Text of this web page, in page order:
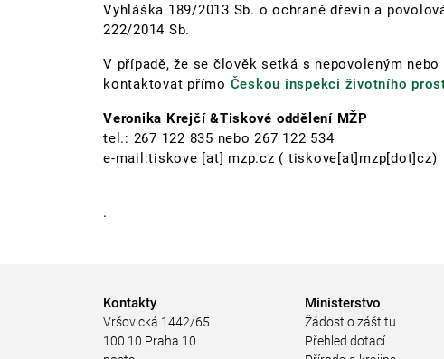
Vyhláška 189/2013 Sb. o ochraně dřevin a
222/2014 Sb.
V případě, že se člověk setká s nepovoleným
kontaktovat přímo Českou inspekci životního
Veronika Krejčí &Tiskové oddělení MŽP
tel.: 267 122 835 nebo 267 122 534
e-mail:tiskove [at] mzp.cz ( tiskove[at]mzp[dot]cz)
.
Kontakty
Vršovická 1442/65
100 10 Praha 10
Ministerstvo
Žádost o záštitu
Přehled dotací